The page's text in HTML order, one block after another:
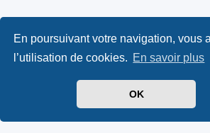
En poursuivant votre navigation, vous
l’utilisation de cookies. En savoir plus
OK